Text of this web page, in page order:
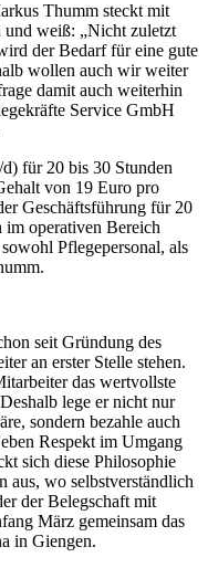
Thumm steckt mit
und weiß: „Nicht zuletzt
der Bedarf für eine gute
wollen auch wir weiter
damit auch weiterhin
Service GmbH
für 20 bis 30 Stunden
von 19 Euro pro
Geschäftsführung für 20
im operativen Bereich
Pflegepersonal, als
seit Gründung des
an erster Stelle stehen.
das wertvollste
lege er nicht nur
sondern bezahle auch
Respekt im Umgang
sich diese Philosophie
aus, wo selbstverständlich
der Belegschaft mit
März gemeinsam das
in Giengen.